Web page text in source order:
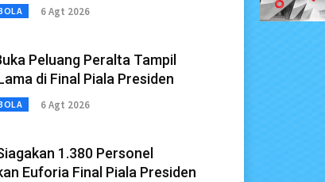
6 Agt 2026
Peluang Peralta Tampil
di Final Piala Presiden
6 Agt 2026
1.380 Personel
Euforia Final Piala Presiden